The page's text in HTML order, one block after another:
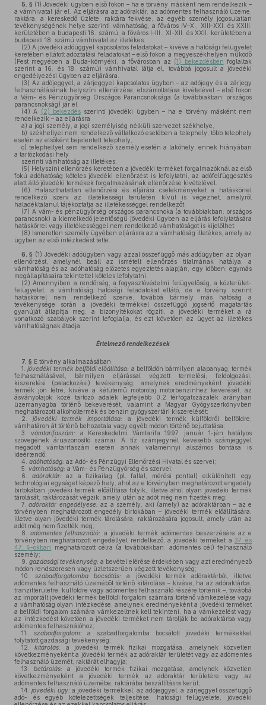
5. § (1) Jövedéki ügyben első fokon – ha e törvény másként nem rendelkezik –
a vámhivatal jár el. Az eljárásra az adóraktár, az adómentes felhasználó üzeme,
raktára, a kereskedő üzlete, raktára fekvése, az egyéb személy jogosulatlan
tevékenységének helye szerinti vámhatóság, a főváros IV–X., XIII–XXI. és XXIII.
kerületében a budapesti 16. számú, a főváros I–III., XI–XII. és XXII. kerületében a
budapesti 18. számú vámhivatal az illetékes.
(2) A jövedéki adóüggyel kapcsolatos feladatokat – kivéve a hatósági felügyelet
keretében ellátott adóztatási feladatokat – első fokon a megyeszékhelyen működő
(Pest megyében a Buda-környéki, a fővárosban az (1) bekezdésben foglaltak
szerint a 16. és 18. számú) vámhivatal látja el, továbbá jogosult a jövedéki
engedélyezési ügyben az eljárásra.
(3) Az adójeggyel, a zárjeggyel kapcsolatos ügyben – az adójegy és a zárjegy
felhasználásának helyszíni ellenőrzése, elszámoltatása kivételével – első fokon
a Vám- és Pénzügyőrség Országos Parancsnoksága (a továbbiakban: országos
parancsnokság) jár el.
(4) A (2) bekezdésszerinti jövedéki ügyben – ha e törvény másként nem
rendelkezik – az eljárásra
a) a jogi személy, a jogi személyiség nélküli szervezet székhelye,
b) székhellyel nem rendelkező vállalkozó esetében a telephely, több telephely
esetén az elsőként bejelentett telephely,
c) telephellyel sem rendelkező személy esetén a lakóhely, ennek hiányában
a tartózkodási hely
szerinti vámhatóság az illetékes.
(5) Helyszíni ellenőrzés keretében a jövedéki terméket forgalmazóknál az első
fokú adóhatóság köteles jövedéki ellenőrzést is lefolytatni, az adófelfüggesztés
alatt álló jövedéki termékek forgalmazásának ellenőrzése kivételével.
(6) Halaszthatatlan ellenőrzési és eljárási cselekményeket a hatáskörrel
rendelkező szerv az illetékességi területén kívül is végezhet, amelyről
haladéktalanul tájékoztatja az illetékességgel rendelkezőt.
(7) A vám- és pénzügyőrség országos parancsnoka (a továbbiakban: országos
parancsnok) a kiemelkedő jelentőségű jövedéki ügyben az eljárás lefolytatására
hatáskörrel vagy illetékességgel nem rendelkező vámhatóságot is kijelölhet.
(8) Ismeretlen személy ügyében eljárásra az a vámhatóság illetékes, amely az
ügyben az első intézkedést tette.
6. § (1) Jövedéki adóügyben vagy azzal összefüggő más adóügyben az olyan
ellenőrzést, amelynél beáll az ismételt ellenőrzés tilalmának hatálya, a
vámhatóság és az adóhatóság előzetes egyeztetés alapján, egy időben, egymás
megállapításaira tekintettel köteles lefolytatni.
(2) Amennyiben a rendőrség, a fogyasztóvédelmi felügyelőség, a közterület-
felügyelet, a vámhatóság hatósági feladatokat ellátó, de e törvény szerint
hatáskörrel nem rendelkező szerve, továbbá bármely más hatóság a
tevékenysége során a jövedéki termékkel összefüggő jogsértő magatartás
gyanúját állapítja meg, a bizonyítékokat rögzíti, a jövedéki terméket a rá
vonatkozó szabályok szerint lefoglalja, és ezt követően az ügyet az illetékes
vámhatóságnak átadja.
Értelmező rendelkezések
7. § E törvény alkalmazásában
1.
jövedéki termék belföldi előállítása: a belföldön bármilyen alapanyag, termék
felhasználásával, bármilyen eljárással végzett termelési, feldolgozási,
kiszerelési (palackozási) tevékenység, amelynek eredményeként jövedéki
termék jön létre, kivéve a kétütemű motorolaj motorbenzinhez keverését, az
ásványolajok közé tartozó adalék legfeljebb 0,2 térfogatszázalék arányban
üzemanyagba történő bekeverését, valamint a Magyar Gyógyszerkönyvben
meghatározott alkoholtermék és benzin gyógyszertári kiszerelését;
2.
jövedéki termék importálása: a jövedéki termék külföldről belföldre,
vámhatáron át történő behozatala vagy egyéb módon történő bejuttatása;
3.
vámtarifaszám:
a Kereskedelmi Vámtarifa 1997. január 1-jén hatályos
szövegének áruazonosító számai. A tíz számjegynél kevesebb számjeggyel
megadott vámtarifaszám esetén annak valamennyi alszámos bontása is
ideértendő;
4. adóhatóság: az Adó- és Pénzügyi Ellenőrzési Hivatal és szervei;
5.
vámhatóság: a Vám- és Pénzügyőrség és szervei;
6.
adóraktár: az a fizikailag (pl. fallal, mérési ponttal) elkülönített, egy
technológiai egységet képező hely, ahol az e törvényben meghatározott engedély
birtokában jövedéki termék előállítása folyik, illetve ahol olyan jövedéki termék
tárolását, raktározását végzik, amely után az adót még nem fizették meg;
7.
adóraktár engedélyese: az a személy, aki (amely) az adóraktárban – az e
törvényben meghatározott engedély birtokában – jövedéki termék előállítására,
illetve olyan jövedéki termék tárolására, raktározására jogosult, amely után az
adót még nem fizették meg;
8.
adómentes felhasználó: a jövedéki termék adómentes beszerzésére az e
törvényben meghatározott engedéllyel rendelkező, a jövedéki terméket a 37. és
47. §-okban
meghatározott célra (a továbbiakban: adómentes cél) felhasználó
személy;
9. gazdasági tevékenység: a bevétel elérése érdekében vagy azt eredményező
módon rendszeresen vagy üzletszerűen végzett tevékenység;
10.
szabadforgalomba bocsátás:
a jövedéki termék adóraktárból, illetve
adómentes felhasználó üzeméből történő kitárolása – kivéve, ha az adóraktárba,
tranzitterületre, külföldre vagy adómentes felhasználó részére történik –, továbbá
az importált jövedéki termék belföldi forgalom számára történő vámkezelése vagy
a vámhatóság olyan intézkedése, amelynek eredményeként a jövedéki terméket
a belföldi forgalom számára vámkezeltnek kell tekinteni, ha a vámkezelést vagy
az intézkedést követően a jövedéki terméket nem tárolják be adóraktárba vagy
adómentes felhasználóhoz;
11.
szabadforgalom: a szabadforgalomba bocsátott jövedéki termékekkel
folytatott gazdasági tevékenység;
12.
kitárolás:
a jövedéki termék fizikai mozgatása, amelynek közvetlen
következményeként a jövedéki termék az adóraktár területét vagy az adómentes
felhasználó üzemét, raktárát elhagyja;
13.
betárolás: a jövedéki termék fizikai mozgatása, amelynek közvetlen
következményeként a jövedéki termék az adóraktár területére vagy az
adómentes felhasználó üzemébe, raktárába beszállításra kerül;
14.
jövedéki ügy: a jövedéki termékkel, az adójeggyel, a zárjeggyel összefüggő
adó- és egyéb kötelezettségek teljesítése, hatósági felügyelete, jövedéki